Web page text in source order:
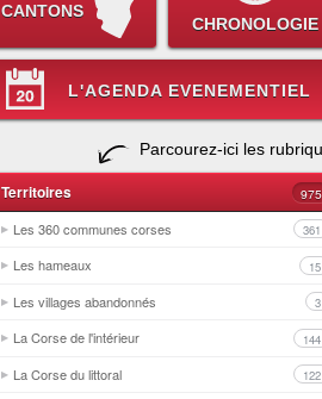
CANTONS
CHRONOLOGIE
L'AGENDA EVENEMENTIEL
Parcourez-ici les
Territoires 975
Les 360 communes corses 361
Les hameaux 15
Les villages abandonnés 3
La Corse de l'intérieur 144
La Corse du littoral 122